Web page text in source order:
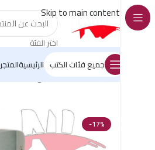
Skip to main content
اختر الفئة
جميع فئات الكتب الرئيسيةالمتجر
الرئيسية/كتب القانون
-17%